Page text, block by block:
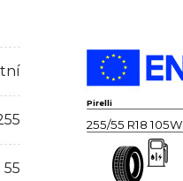
55
Pirelli
255/55 R18 105W